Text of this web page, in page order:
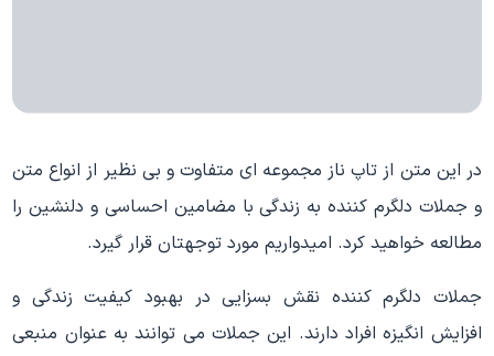
در این متن از تاپ ناز مجموعه ای متفاوت و بی نظیر از انواع متن
و جملات دلگرم کننده به زندگی با مضامین احساسی و دلنشین را
مطالعه خواهید کرد. امیدواریم مورد توجهتان قرار گیرد.
جملات دلگرم کننده نقش بسزایی در بهبود کیفیت زندگی و
افزایش انگیزه افراد دارند. این جملات می توانند به عنوان منبعی